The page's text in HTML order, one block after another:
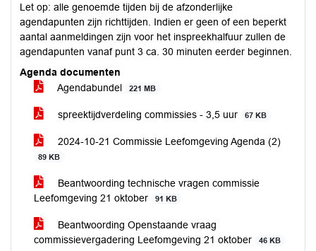
Let op: alle genoemde tijden bij de afzonderlijke
agendapunten zijn richttijden. Indien er geen of een beperkt
aantal aanmeldingen zijn voor het inspreekhalfuur zullen de
agendapunten vanaf punt 3 ca. 30 minuten eerder beginnen.
Agenda documenten
Agendabundel
221 MB
spreektijdverdeling commissies - 3,5 uur 67 KB
2024-10-21 Commissie Leefomgeving Agenda (2)
89 KB
Beantwoording technische vragen commissie
Leefomgeving 21 oktober
91 KB
Beantwoording Openstaande vraag
commissievergadering Leefomgeving 21 oktober
46 KB